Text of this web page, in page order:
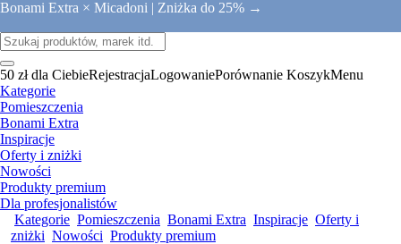
Bonami Extra × Micadoni | Zniżka do 25% →
50 zł dla CiebieRejestracjaLogowaniePorównanie KoszykMenu
Kategorie
Pomieszczenia
Bonami Extra
Inspiracje
Oferty i zniżki
Nowości
Produkty premium
Dla profesjonalistów
Kategorie Pomieszczenia Bonami Extra Inspiracje Oferty i
zniżki Nowości Produkty premium